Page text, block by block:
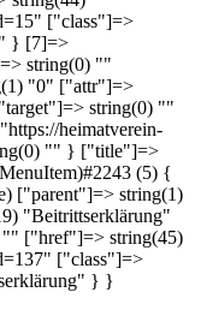
["class"]=>
} [7]=>
string(0) ""
"0" ["attr"]=>
string(0) ""
heimatverein-
"" } ["title"]=>
(5) {
["parent"]=> string(1)
"Beitrittserklärung"
["href"]=> string(45)
["class"]=>
} }